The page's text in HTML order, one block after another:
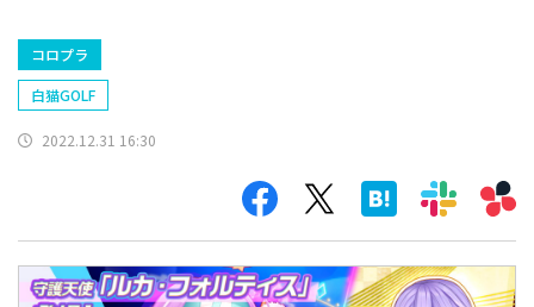
コロプラ
白猫GOLF
2022.12.31 16:30